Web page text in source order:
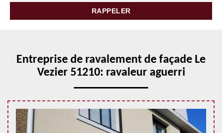
Entreprise de ravalement de façade Le
Vezier 51210: ravaleur aguerri